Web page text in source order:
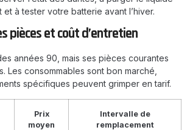
à tester votre batterie avant l’hiver.
pièces et coût d’entretien
années 90, mais ses pièces courantes
Les consommables sont bon marché,
spécifiques peuvent grimper en tarif.
Prix
moyen
Intervalle de
remplacement